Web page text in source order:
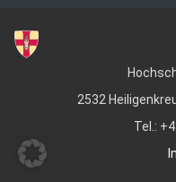
2532
Tel.: